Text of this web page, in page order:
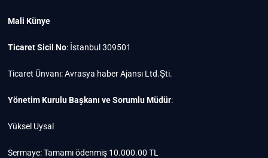
Mali Künye
Ticaret Sicil No: İstanbul 309501
Ticaret Ünvanı: Avrasya haber Ajansı Ltd.Şti.
Yönetim Kurulu Başkanı ve Sorumlu Müdür:
Yüksel Uysal
Sermaye: Tamamı ödenmiş 10.000.00 TL